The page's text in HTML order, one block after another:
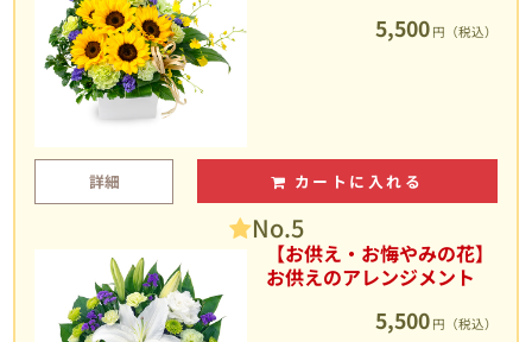
5,500 円（税込）
詳細 カートに入れる
No.5
【お供え・お悔やみの花】
お供えのアレンジメント
5,500 円（税込）